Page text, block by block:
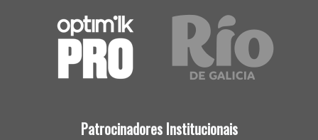
Patrocinadores Institucionais